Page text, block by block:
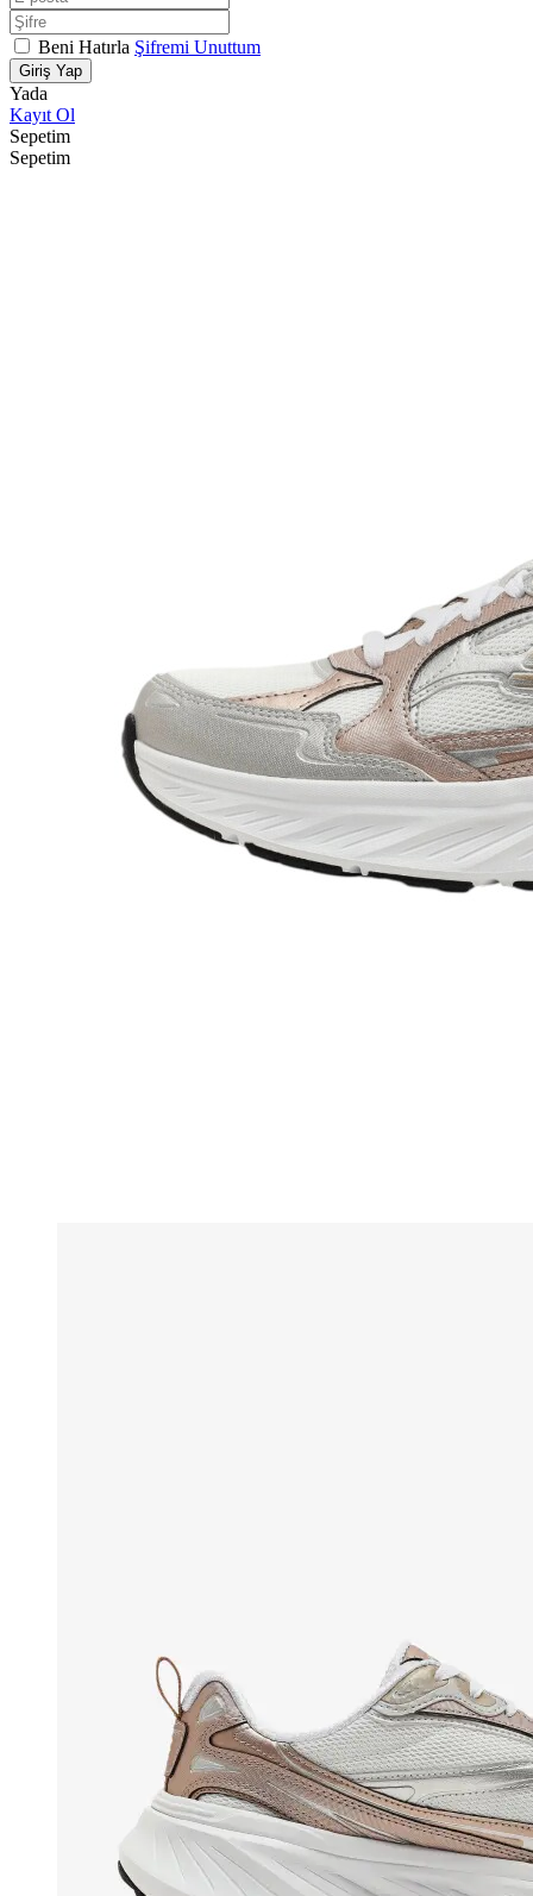
Beni Hatırla Şifremi Unuttum
Giriş Yap
Yada
Kayıt Ol
Sepetim
Sepetim